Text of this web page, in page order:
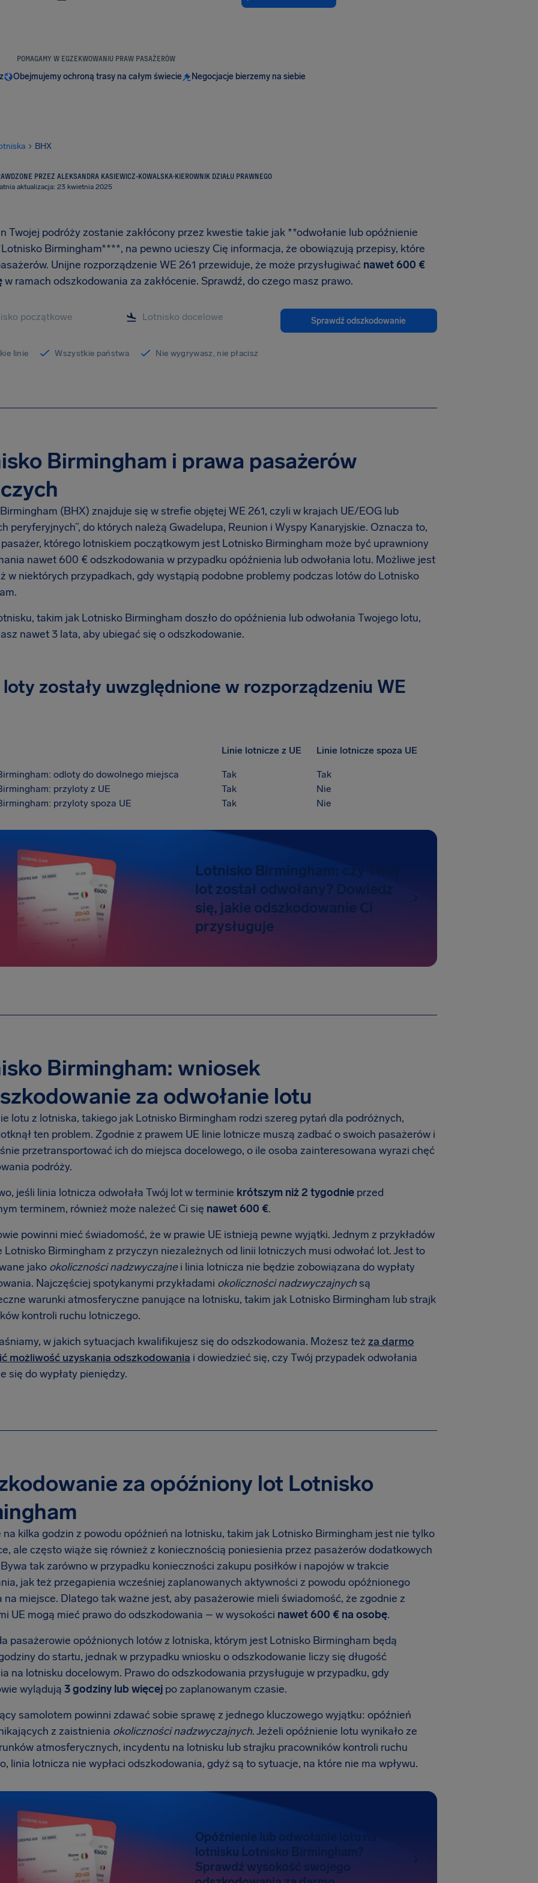
POMAGAMY W EGZEKWOWANIU PRAW PASAŻERÓW
Obejmujemy ochroną trasy na całym świecie Negocjacje bierzemy na siebie
BHX
PRZEZ ALEKSANDRA KASIEWICZ-KOWALSKA·KIEROWNIK DZIAŁU PRAWNEGO
aktualizacja: 23 kwietnia 2025
Twojej podróży zostanie zakłócony przez kwestie takie jak **odwołanie lub opóźnienie
Birmingham****, na pewno ucieszy Cię informacja, że obowiązują przepisy, które
Unijne rozporządzenie WE 261 przewiduje, że może przysługiwać nawet600 €
w ramach odszkodowania za zakłócenie. Sprawdź, do czego masz prawo.
Sprawdź odszkodowanie
linie Wszystkie państwa Nie wygrywasz, nie płacisz
Birmingham i prawa pasażerów
(BHX) znajduje się w strefie objętej WE 261, czyli w krajach UE/EOG lub
peryferyjnych”, do których należą Gwadelupa, Reunion i Wyspy Kanaryjskie. Oznacza to,
którego lotniskiem początkowym jest Lotnisko Birmingham może być uprawniony
nawet 600 € odszkodowania w przypadku opóźnienia lub odwołania lotu. Możliwe jest
w niektórych przypadkach, gdy wystąpią podobne problemy podczas lotów do Lotnisko
takim jak Lotnisko Birmingham doszło do opóźnienia lub odwołania Twojego lotu,
nawet 3 lata, aby ubiegać się o odszkodowanie.
loty zostały uwzględnione w rozporządzeniu WE
Linie lotnicze z UE Linie lotnicze spoza UE
odloty do dowolnego miejsca Tak
Tak
przyloty z UE
Tak
Nie
przyloty spoza UE
Tak Nie
Lotnisko Birmingham: czy Twój
lot został odwołany? Dowiedz
się, jakie odszkodowanie Ci
przysługuje
Birmingham: wniosek
za odwołanie lotu
lotu z lotniska, takiego jak Lotnisko Birmingham rodzi szereg pytań dla podróżnych,
ten problem. Zgodnie z prawem UE linie lotnicze muszą zadbać o swoich pasażerów i
przetransportować ich do miejsca docelowego, o ile osoba zainteresowana wyrazi chęć
podróży.
jeśli linia lotnicza odwołała Twój lot w terminie krótszym niż 2 tygodnie przed
terminem, również może należeć Ci się nawet 600 €.
powinni mieć świadomość, że w prawie UE istnieją pewne wyjątki. Jednym z przykładów
Lotnisko Birmingham z przyczyn niezależnych od linii lotniczych musi odwołać lot. Jest to
jako okoliczności nadzwyczajnei linia lotnicza nie będzie zobowiązana do wypłaty
Najczęściej spotykanymi przykładami okoliczności nadzwyczajnychsą
warunki atmosferyczne panujące na lotnisku, takim jak Lotnisko Birmingham lub strajk
kontroli ruchu lotniczego.
w jakich sytuacjach kwalifikujesz się do odszkodowania. Możesz też za darmo
możliwość uzyskania odszkodowania i dowiedzieć się, czy Twój przypadek odwołania
się do wypłaty pieniędzy.
za opóźniony lot Lotnisko
na kilka godzin z powodu opóźnień na lotnisku, takim jak Lotnisko Birmingham jest nie tylko
ale często wiąże się również z koniecznością poniesienia przez pasażerów dodatkowych
tak zarówno w przypadku konieczności zakupu posiłków i napojów w trakcie
jak też przegapienia wcześniej zaplanowanych aktywności z powodu opóźnionego
na miejsce. Dlatego tak ważne jest, aby pasażerowie mieli świadomość, że zgodnie z
UE mogą mieć prawo do odszkodowania – w wysokości nawet600 € na osobę.
pasażerowie opóźnionych lotów z lotniska, którym jest Lotnisko Birmingham będą
do startu, jednak w przypadku wniosku o odszkodowanie liczy się długość
na lotnisku docelowym. Prawo do odszkodowania przysługuje w przypadku, gdy
wylądują 3 godziny lub więcej po zaplanowanym czasie.
samolotem powinni zdawać sobie sprawę z jednego kluczowego wyjątku: opóźnień
z zaistnienia okoliczności nadzwyczajnych. Jeżeli opóźnienie lotu wynikało ze
atmosferycznych, incydentu na lotnisku lub strajku pracowników kontroli ruchu
linia lotnicza nie wypłaci odszkodowania, gdyż są to sytuacje, na które nie ma wpływu.
Opóźnienie lub odwołanie lotu na
lotnisku Lotnisko Birmingham?
Sprawdź wysokość swojego